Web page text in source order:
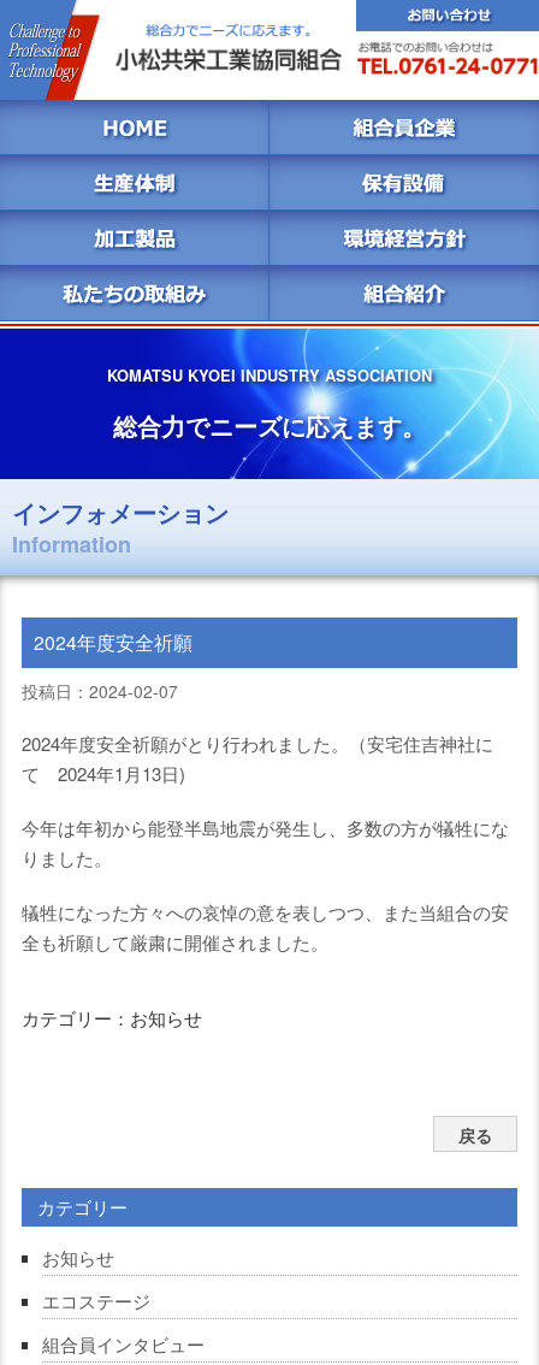
KOMATSU KYOEI INDUSTRY ASSOCIATION
総合力でニーズに応えます。
インフォメーション
Information
2024年度安全祈願
投稿日：2024-02-07
2024年度安全祈願がとり行われました。（安宅住吉神社に
て 2024年1月13日)
今年は年初から能登半島地震が発生し、多数の方が犠牲にな
りました。
犠牲になった方々への哀悼の意を表しつつ、また当組合の安
全も祈願して厳粛に開催されました。
カテゴリー：お知らせ
戻る
カテゴリー
お知らせ
エコステージ
組合員インタビュー